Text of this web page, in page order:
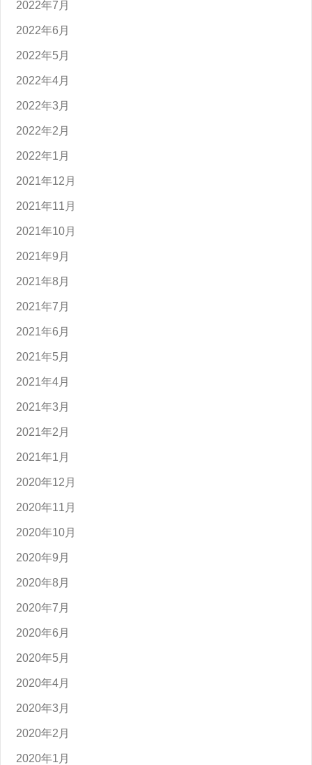
2022年7月
2022年6月
2022年5月
2022年4月
2022年3月
2022年2月
2022年1月
2021年12月
2021年11月
2021年10月
2021年9月
2021年8月
2021年7月
2021年6月
2021年5月
2021年4月
2021年3月
2021年2月
2021年1月
2020年12月
2020年11月
2020年10月
2020年9月
2020年8月
2020年7月
2020年6月
2020年5月
2020年4月
2020年3月
2020年2月
2020年1月